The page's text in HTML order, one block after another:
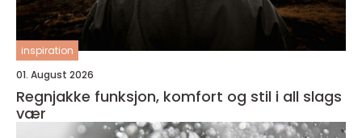
inspiration
01. August 2026
Regnjakke funksjon, komfort og stil i all slags
vær